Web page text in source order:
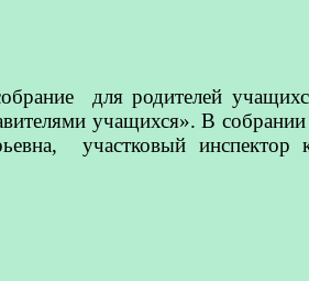
для родителей
учащихся». В
участковый инспектор